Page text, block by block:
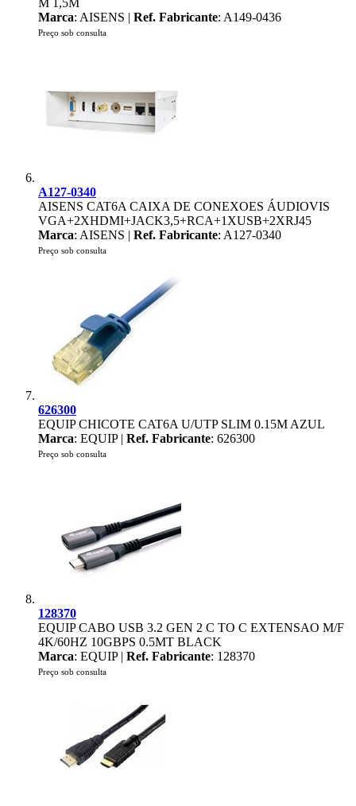
M 1,5M
Marca: AISENS | Ref. Fabricante: A149-0436
Preço sob consulta
A127-0340
AISENS CAT6A CAIXA DE CONEXOES ÁUDIOVIS
VGA+2XHDMI+JACK3,5+RCA+1XUSB+2XRJ45
Marca: AISENS | Ref. Fabricante: A127-0340
Preço sob consulta
626300
EQUIP CHICOTE CAT6A U/UTP SLIM 0.15M AZUL
Marca: EQUIP | Ref. Fabricante: 626300
Preço sob consulta
128370
EQUIP CABO USB 3.2 GEN 2 C TO C EXTENSAO M/F
4K/60HZ 10GBPS 0.5MT BLACK
Marca: EQUIP | Ref. Fabricante: 128370
Preço sob consulta